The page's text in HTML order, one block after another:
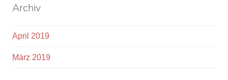
Archiv
April 2019
März 2019